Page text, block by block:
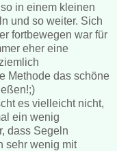
in einem kleinen
und so weiter. Sich
fortbewegen war für
eher eine
Methode das schöne
es vielleicht nicht,
ein wenig
dass Segeln
sehr wenig mit